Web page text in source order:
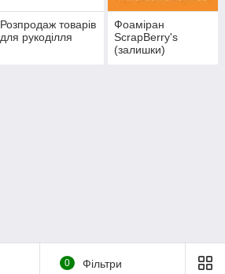
Розпродаж товарів
для рукоділля
Фоаміран
ScrapBerry's
(залишки)
0 Фільтри